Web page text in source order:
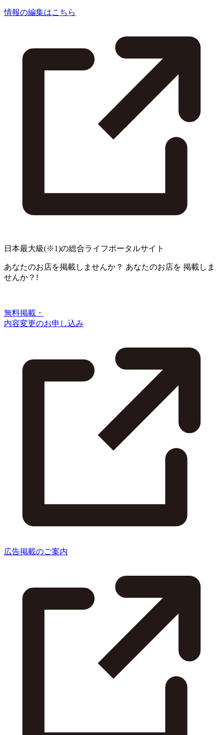
情報の編集はこちら
日本最大級(※1)の総合ライフポータルサイト
あなたのお店を掲載しませんか？ あなたのお店を 掲載しま
せんか？!
無料掲載・
内容変更のお申し込み
広告掲載のご案内